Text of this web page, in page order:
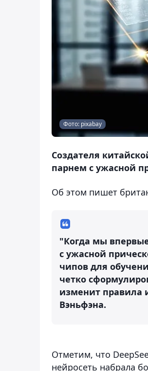
Фото: pixabay
Создателя
парнем с ужасной
Об этом пишет
"Когда мы
с ужасной
чипов для
четко
изменит правила
Вэньфэна.
Отметим, что
нейросеть набрала